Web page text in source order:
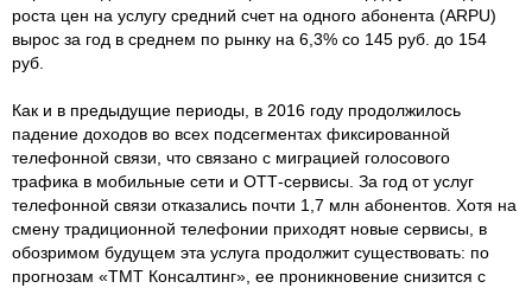
роста цен на услугу средний счет на одного абонента (ARPU)
вырос за год в среднем по рынку на 6,3% со 145 руб. до 154
руб.
Как и в предыдущие периоды, в 2016 году продолжилось
падение доходов во всех подсегментах фиксированной
телефонной связи, что связано с миграцией голосового
трафика в мобильные сети и ОТТ-сервисы. За год от услуг
телефонной связи отказались почти 1,7 млн абонентов. Хотя на
смену традиционной телефонии приходят новые сервисы, в
обозримом будущем эта услуга продолжит существовать: по
прогнозам «ТМТ Консалтинг», ее проникновение снизится с